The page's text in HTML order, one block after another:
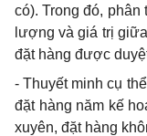
có). Trong đó, phân
lượng và giá trị
đặt hàng được
- Thuyết minh cụ
đặt hàng năm kế
xuyên, đặt hàng